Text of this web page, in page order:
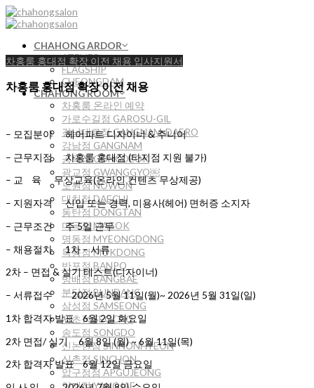
Skip
to
CHAHONG ARDOR
ATELIER
FLAGSHIP
CHEONGDAM
CHAHONG ROOM
차홍룸 온라인 예약
가로수길점 GAROSU-GIL
강남대로점 GANGNAM-DAERO
강남점 GANGNAM
공덕점 GONGDEOK
광교점 GWANGGYO￼
노원점 NOWON
대치점 DAECHI
동탄점 DONGTAN
마곡점 MAGOK
명동점 MYEONGDONG
목동점 MOKDONG
반포점 BANPO
방배점 BANGBAE
분당점 BUNDANG
삼성점 SAMSEONG
서초점 SEOCHO
송도점 SONGDO
신논현점 SINNONHYEON
신촌점 SINCHON
압구정점 APGUJEONG
양재점 YANGJAE
차홍룸 홍대점 확장 이전 채용 입사지원서
차홍룸 홍대점 확장 이전 채용
– 모집분야 헤어파트 디자이너 & 주니어
– 근무지점 차홍룸 홍대점 (타지점 지원 불가)
– 교 육 무상교육(온라인 컨텐츠 무상제공)
– 지원자격 신입 또는 경력, 미용사(헤어) 면허증 소지자
– 근무조건 주 5일 근무
– 채용절차 1차 – 서류
2차 – 면접 & 실기 테스트(디자이너)
– 서류접수 2026년 5월 11일(월)~ 2026년 5월 31일(일)
1차 합격자 발표 6월 2일 화요일
2차 면접/ 실기 6월 8일 (월) ~ 6월 11일(목)
2차 합격자 발표 6월 12일 금요일